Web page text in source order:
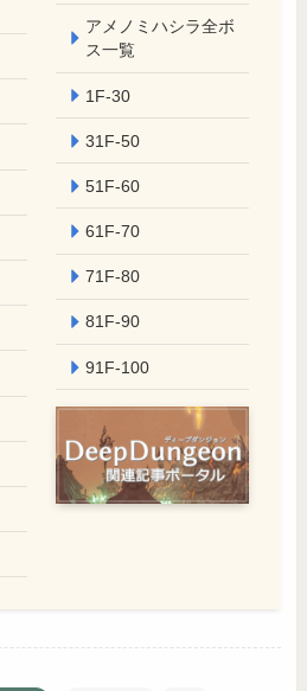
アメノミハシラ全ボ
ス一覧
1F-30
31F-50
51F-60
61F-70
71F-80
81F-90
91F-100